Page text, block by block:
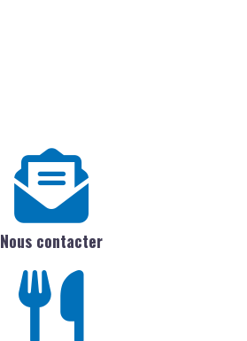
Nous contacter